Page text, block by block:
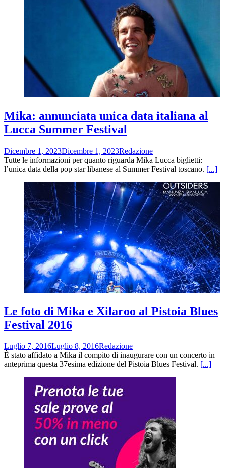
Mika: annunciata unica data italiana al
Lucca Summer Festival
Dicembre 1, 2023Dicembre 1, 2023Redazione
Tutte le informazioni per quanto riguarda Mika Lucca biglietti:
l’unica data della pop star libanese al Summer Festival toscano. [...]
Le foto di Mika e Xilaroo al Pistoia Blues
Festival 2016
Luglio 7, 2016Luglio 8, 2016Redazione
È stato affidato a Mika il compito di inaugurare con un concerto in
anteprima questa 37esima edizione del Pistoia Blues Festival. [...]